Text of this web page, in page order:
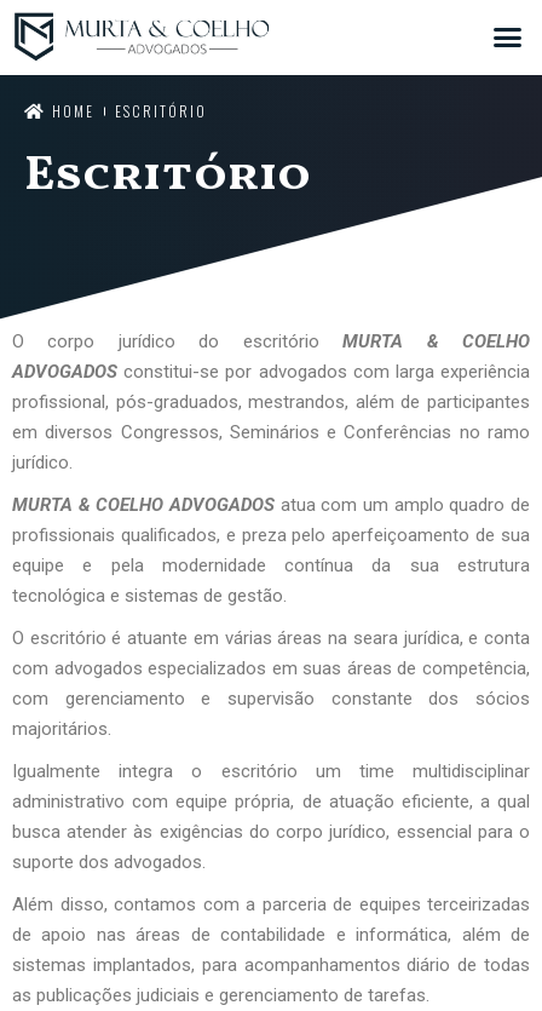
HOME ESCRITÓRIO
Escritório
O corpo jurídico do escritórioMURTA & COELHO
ADVOGADOS constitui-se por advogados com larga experiência
profissional, pós-graduados, mestrandos, além de participantes
em diversos Congressos, Seminários e Conferências no ramo
jurídico.
MURTA & COELHO ADVOGADOS atua com um amplo quadro de
profissionais qualificados, e preza pelo aperfeiçoamento de sua
equipe e pela modernidade contínua da sua estrutura
tecnológica e sistemas de gestão.
O escritório é atuante em várias áreas na seara jurídica, e conta
com advogados especializados em suas áreas de competência,
com gerenciamento e supervisão constante dos sócios
majoritários.
Igualmente integra o escritório um time multidisciplinar
administrativo com equipe própria, de atuação eficiente, a qual
busca atender às exigências do corpo jurídico, essencial para o
suporte dos advogados.
Além disso, contamos com a parceria de equipes terceirizadas
de apoio nas áreas de contabilidade e informática, além de
sistemas implantados, para acompanhamentos diário de todas
as publicações judiciais e gerenciamento de tarefas.